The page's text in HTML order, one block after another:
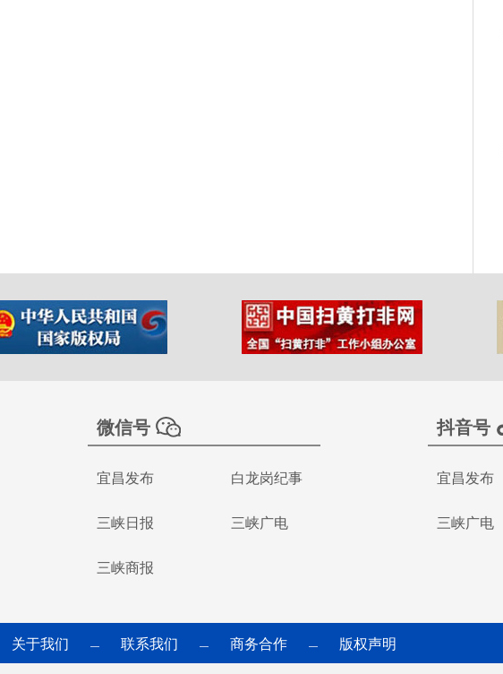
微信号
宜昌发布 白龙岗纪事
三峡日报 三峡广电
三峡商报
抖音号
宜昌发布
三峡广电
关于我们 — 联系我们 — 商务合作 — 版权声明